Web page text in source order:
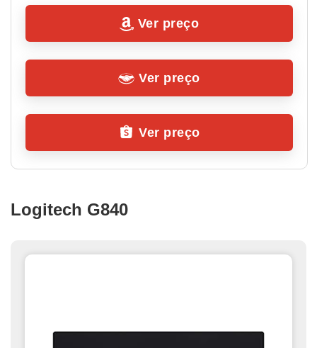
Ver preço
Ver preço
Ver preço
Logitech G840